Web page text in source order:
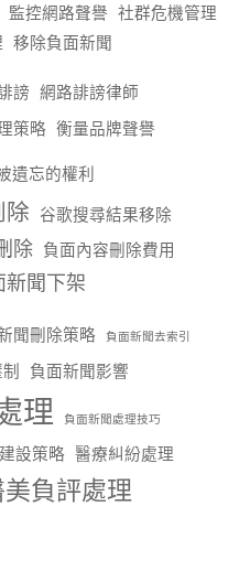
監控網路聲譽 社群危機管理
移除負面新聞
謗 網路誹謗律師
策略 衡量品牌聲譽
遺忘的權利
除 谷歌搜尋結果移除
除 負面內容刪除費用
新聞下架
聞刪除策略 負面新聞去索引
負面新聞影響
理 負面新聞處理技巧
設策略 醫療糾紛處理
美負評處理